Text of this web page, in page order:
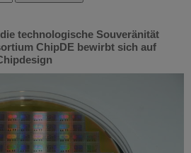
technologische Souveränität
ChipDE bewirbt sich auf